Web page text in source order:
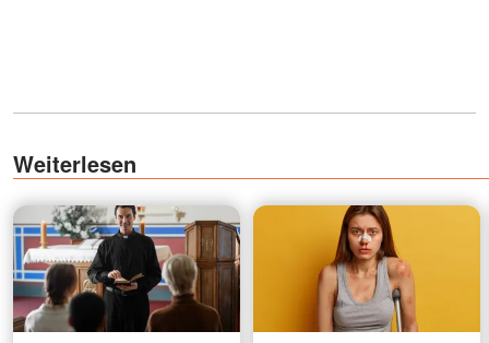
Weiterlesen